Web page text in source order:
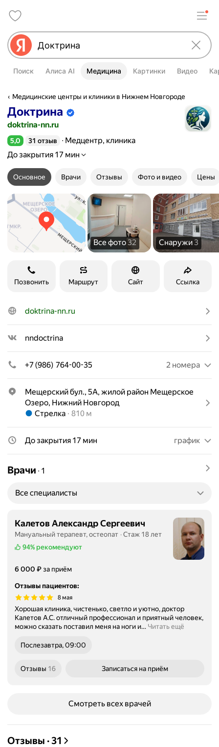
Поиск Алиса AI Медицина Картинки Видео
Медицинские центры и клиники в Нижнем Новгороде
Доктрина
Информация об организации
doktrina-nn.ru
Рейтинг 5,0 из 5
5,0 31 отзыв
Медцентр, клиника
До закрытия 17 мин
Основное Врачи Отзывы Фото и видео Цены
Все фото 32 Снаружи3
Позвонить Маршрут Сайт Ссылка
doktrina-nn.ru
nndoctrina
+7 (986) 764-00-35 2 номера
Мещерский бул., 5А, жилой район Мещерское
Озеро, Нижний Новгород
Метро Стрелка Расстояние 810 м
Стрелка 810 м
До закрытия 17 мин график
Врачи ∙ 1
Все специалисты
Калетов Александр Сергеевич
Мануальный терапевт, остеопат
Стаж 18 лет
94% рекомендуют
Цена
6000
6 000 ₽за приём
Отзывы пациентов:
8 мая
Хорошая клиника, чистенько, светло и уютно, доктор
Калетов А.С. отличный профессионал и приятный человек,
можно сказать поставил меня на ноги и… Читать ещё
Послезавтра, 09:00
Отзывы 16 Записаться на приём
Смотреть всех врачей
Отзывы · 31